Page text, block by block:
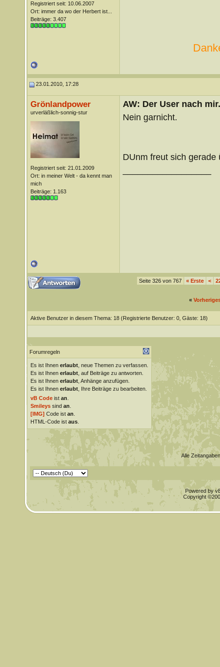
Registriert seit: 10.06.2007
Ort: immer da wo der Herbert ist...
Beiträge: 3.407
23.01.2010, 17:28
Grönlandpower
urverläßlich-sonnig-stur
Registriert seit: 21.01.2009
Ort: in meiner Welt - da kennt man
mich
Beiträge: 1.163
AW: Der User nach
Nein garnicht.
DUnm freut sich
Seite 326 von 767 «Erste <
«
Aktive Benutzer in diesem Thema: 18 (Registrierte Benutzer: 0, Gäste: 18)
Forumregeln
Es ist Ihnen erlaubt, neue Themen zu verfassen.
Es ist Ihnen erlaubt, auf Beiträge zu antworten.
Es ist Ihnen erlaubt, Anhänge anzufügen.
Es ist Ihnen erlaubt, Ihre Beiträge zu bearbeiten.
vB Codeist an
Smileyssind an
[IMG] Code ist an
HTML-Code ist aus.
Alle
Powered by
Copyright